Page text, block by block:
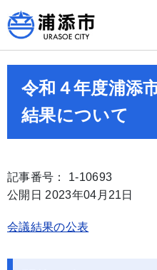
令和４年度浦添
結果について
記事番号： 1-10693
公開日 2023年04月21日
会議結果の公表